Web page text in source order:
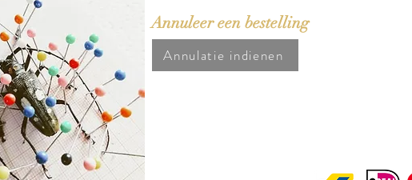
Annuleer een bestelling
Annulatie indienen